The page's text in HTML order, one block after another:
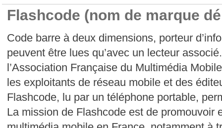
Flashcode (nom de marque
Code barre à deux dimensions, porteur
peuvent être lues qu’avec un lecteur
l’Association Française du Multimédia
les exploitants de réseau mobile et des
Flashcode, lu par un téléphone portable,
La mission de Flashcode est de promouvoir